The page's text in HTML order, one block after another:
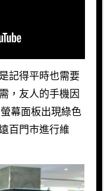
記得平時也需要
，友人的手機因
幕面板出現綠色
百門市進行維